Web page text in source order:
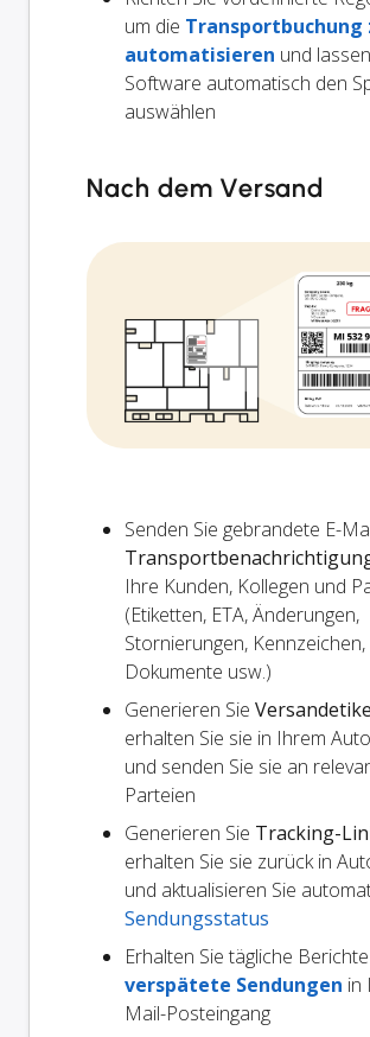
um die Transportbuchung
automatisieren und
Software automatisch den
auswählen
Nach dem Versand
Senden Sie gebrandete E-
Ihre Kunden, Kollegen und
(Etiketten, ETA, Änderungen,
Stornierungen, Kennzeichen,
Dokumente usw.)
Generieren Sie
erhalten Sie sie in Ihrem
und senden Sie sie an
Parteien
Generieren Sie Tracking-
erhalten Sie sie zurück in
und aktualisieren Sie
Sendungsstatus
Erhalten Sie tägliche
verspätete Sendungen in
Mail-Posteingang